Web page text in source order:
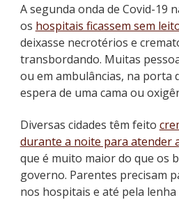
A segunda onda de Covid-19
os hospitais ficassem sem
deixasse necrotérios e
transbordando. Muitas
ou em ambulâncias, na porta
espera de uma cama ou
Diversas cidades têm feito
durante a noite para atender
que é muito maior do que os
governo. Parentes precisam
nos hospitais e até pela